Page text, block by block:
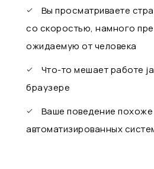
Вы просматриваете
со скоростью, намного
ожидаемую от человека
Что-то мешает работе
браузере
Ваше поведение
автоматизированных